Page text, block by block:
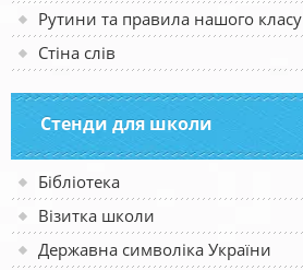
Рутини та правила нашого класу
Стіна слів
Стенди для школи
Бібліотека
Візитка школи
Державна символіка України